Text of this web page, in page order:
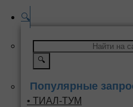
🔍
🔍
Популярные
• ТИАЛ-ТУМ